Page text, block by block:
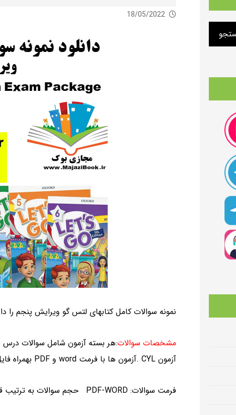
18/05/2022
نمونه سوالات کامل کتابهای لتس گو ویرایش پنجم را
مشخصات سوالات:هر بسته آزمون شامل سوالات درس
آزمون CYL .آزمون ها با فرمت word و PDF بهمراه فایل صوتی و جواب سوالات می باشد
فرمت سوالات: PDF-WORD حجم سوالات به ترتیب قرار داده شده: -318-325-325-298-61-79 مگابایت میباشد